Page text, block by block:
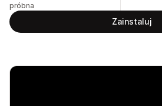
próbna
Zainstaluj